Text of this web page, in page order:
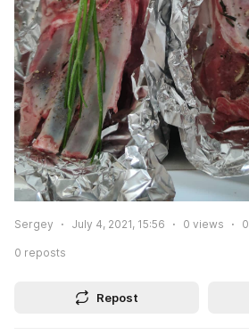
Sergey July 4, 2021, 15:56 0 views 0
0 reposts
Repost